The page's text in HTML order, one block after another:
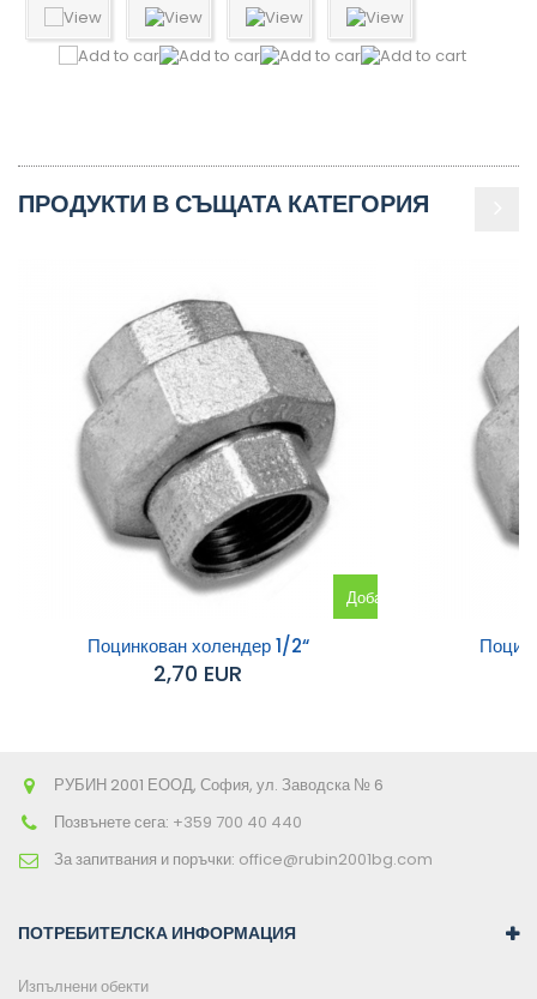
ПРОДУКТИ В СЪЩАТА КАТЕГОРИЯ
Добавяне
Поцинкован холендер 1/2“
2,70 EUR
РУБИН 2001 ЕООД, София, ул. Заводска № 6
Позвънете сега: +359 700 40 440
За запитвания и поръчки: office@rubin2001bg.com
ПОТРЕБИТЕЛСКА ИНФОРМАЦИЯ
Изпълнени обекти